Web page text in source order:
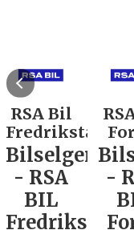
RSA Bil
Fredrikstad:
Bilselger
- RSA
BIL
Fredrikstad
-